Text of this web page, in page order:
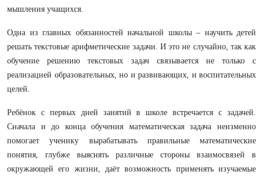
мышления учащихся.
Одна из главных обязанностей начальной школы – научить детей
решать текстовые арифметические задачи. И это не случайно, так как
обучение решению текстовых задач связывается не только с
реализацией образовательных, но и развивающих, и воспитательных
целей.
Ребёнок с первых дней занятий в школе встречается с задачей.
Сначала и до конца обучения математическая задача неизменно
помогает ученику вырабатывать правильные математические
понятия, глубже выяснять различные стороны взаимосвязей в
окружающей его жизни, даёт возможность применять изучаемые